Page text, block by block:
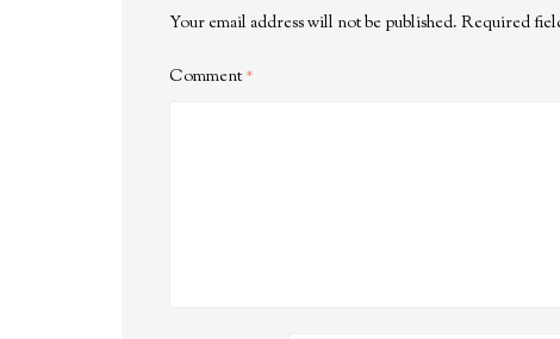
Your email address will not be published. Required
Comment*